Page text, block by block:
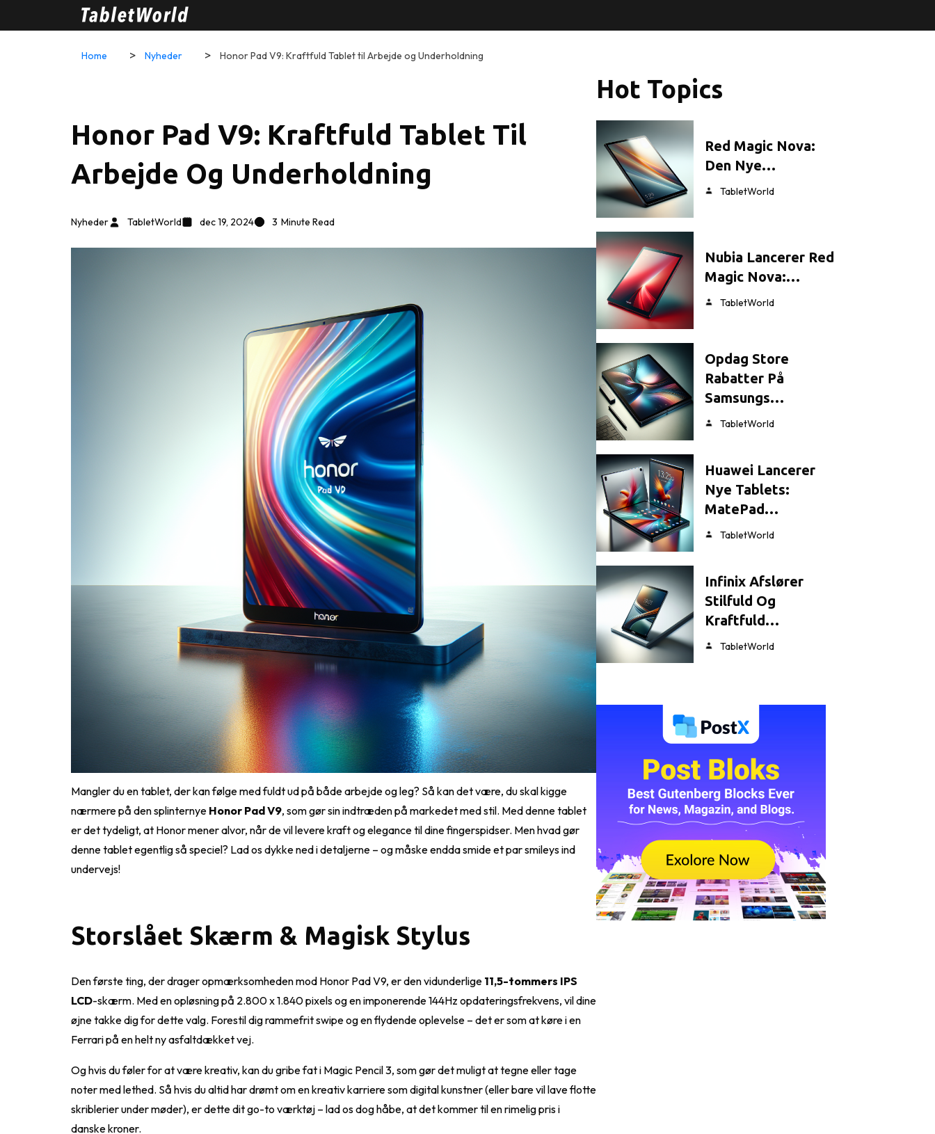
Home Nyheder Honor Pad V9: Kraftfuld Tablet til Arbejde og Underholdning
Honor Pad V9: Kraftfuld Tablet Til
Arbejde Og Underholdning
Nyheder TabletWorld dec 19, 2024 3 Minute Read
Mangler du en tablet, der kan følge med fuldt ud på både arbejde og leg? Så kan det være, du skal kigge
nærmere på den splinternye Honor Pad V9, som gør sin indtræden på markedet med stil. Med denne tablet
er det tydeligt, at Honor mener alvor, når de vil levere kraft og elegance til dine fingerspidser. Men hvad gør
denne tablet egentlig så speciel? Lad os dykke ned i detaljerne – og måske endda smide et par smileys ind
undervejs!
Storslået Skærm & Magisk Stylus
Den første ting, der drager opmærksomheden mod Honor Pad V9, er den vidunderlige 11,5-tommers IPS
LCD-skærm. Med en opløsning på 2.800 x 1.840 pixels og en imponerende 144Hz opdateringsfrekvens, vil dine
øjne takke dig for dette valg. Forestil dig rammefrit swipe og en flydende oplevelse – det er som at køre i en
Ferrari på en helt ny asfaltdækket vej.
Og hvis du føler for at være kreativ, kan du gribe fat i Magic Pencil 3, som gør det muligt at tegne eller tage
noter med lethed. Så hvis du altid har drømt om en kreativ karriere som digital kunstner (eller bare vil lave flotte
skriblerier under møder), er dette dit go-to værktøj – lad os dog håbe, at det kommer til en rimelig pris i
danske kroner.
Hot Topics
Red Magic Nova:
Den Nye…
TabletWorld
Nubia Lancerer Red
Magic Nova:…
TabletWorld
Opdag Store
Rabatter På
Samsungs…
TabletWorld
Huawei Lancerer
Nye Tablets:
MatePad…
TabletWorld
Infinix Afslører
Stilfuld Og
Kraftfuld…
TabletWorld